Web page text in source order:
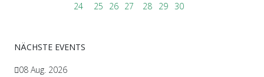
24
25 26 27 28 29 30
NÄCHSTE EVENTS
08 Aug. 2026